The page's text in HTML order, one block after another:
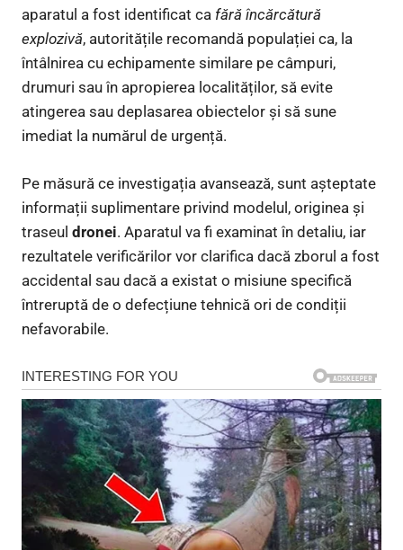
aparatul a fost identificat ca fără încărcătură
explozivă, autoritățile recomandă populației ca, la
întâlnirea cu echipamente similare pe câmpuri,
drumuri sau în apropierea localităților, să evite
atingerea sau deplasarea obiectelor și să sune
imediat la numărul de urgență.
Pe măsură ce investigația avansează, sunt așteptate
informații suplimentare privind modelul, originea și
traseul dronei. Aparatul va fi examinat în detaliu, iar
rezultatele verificărilor vor clarifica dacă zborul a fost
accidental sau dacă a existat o misiune specifică
întreruptă de o defecțiune tehnică ori de condiții
nefavorabile.